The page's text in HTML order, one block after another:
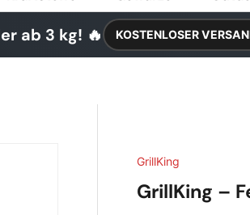
ab 3 kg! 🔥 KOSTENLOSER
GrillKing
GrillKing –